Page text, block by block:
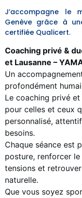
J’accompagne le
Genève grâce à
certifiée Qualicert.
Coaching privé &
et Lausanne –
Un
profondément
Le coaching privé
pour celles et ceux
personnalisé,
besoins.
Chaque séance est
posture, renforcer
tensions et
naturelle.
Que vous soyez